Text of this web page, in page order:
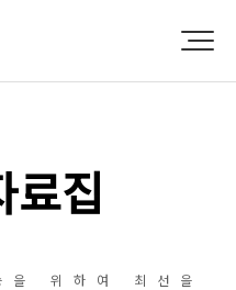
료집
을 위하여 최선을